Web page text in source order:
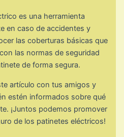
es una herramienta
en caso de accidentes y
las coberturas básicas que
las normas de seguridad
de forma segura.
artículo con tus amigos y
estén informados sobre qué
¡Juntos podemos promover
de los patinetes eléctricos!